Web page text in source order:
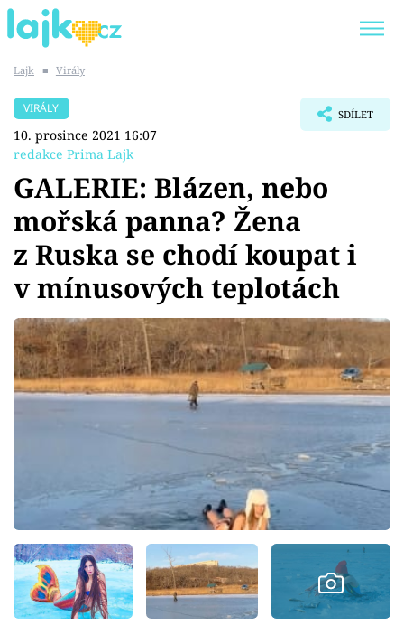
SHOPAHOLICADEL
Témata
Showbyznys
Youtubeři
Virály
Sex a vztahy
Sledujte prima+
Přihlášení
Sledujte nás
Lajk ■ Virály
VIRÁLY
10. prosince 2021 16:07
redakce Prima Lajk
SDÍLET
GALERIE: Blázen, nebo
mořská panna? Žena
z Ruska se chodí koupat i
v mínusových teplotách